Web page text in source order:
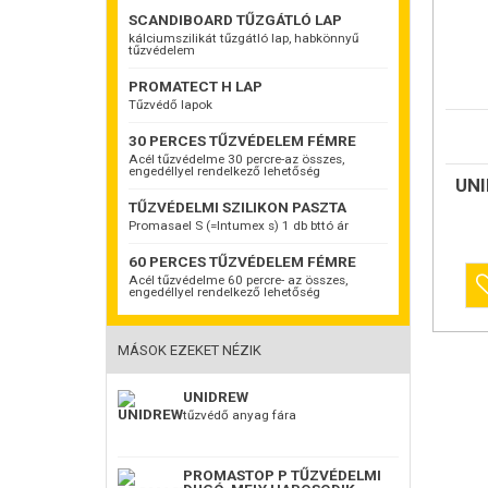
SCANDIBOARD TŰZGÁTLÓ LAP
kálciumszilikát tűzgátló lap, habkönnyű
tűzvédelem
PROMATECT H LAP
Tűzvédő lapok
30 PERCES TŰZVÉDELEM FÉMRE
Acél tűzvédelme 30 percre-az összes,
engedéllyel rendelkező lehetőség
TŰZVÉDELMI SZILIKON PASZTA
Promasael S (=Intumex s) 1 db bttó ár
60 PERCES TŰZVÉDELEM FÉMRE
Acél tűzvédelme 60 percre- az összes,
engedéllyel rendelkező lehetőség
MÁSOK EZEKET NÉZIK
UNIDREW
tűzvédő anyag fára
PROMASTOP P TŰZVÉDELMI
fa
Ez egy